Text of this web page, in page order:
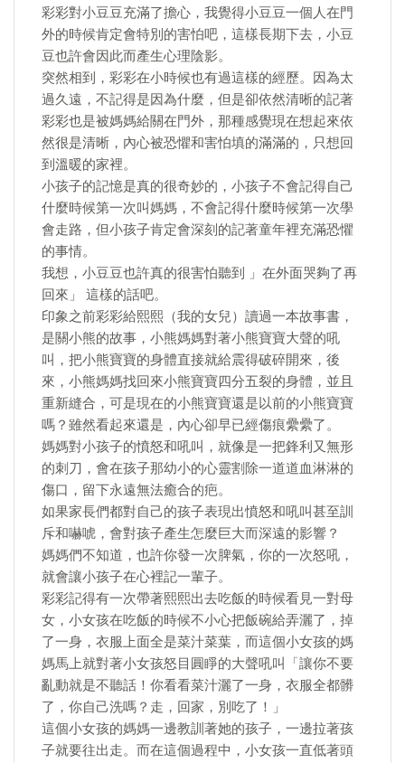
彩彩對小豆豆充滿了擔心，我覺得小豆豆一個人在門
外的時候肯定會特別的害怕吧，這樣長期下去，小豆
豆也許會因此而產生心理陰影。
突然相到，彩彩在小時候也有過這樣的經歷。因為太
過久遠，不記得是因為什麼，但是卻依然清晰的記著
彩彩也是被媽媽給關在門外，那種感覺現在想起來依
然很是清晰，內心被恐懼和害怕填的滿滿的，只想回
到溫暖的家裡。
小孩子的記憶是真的很奇妙的，小孩子不會記得自己
什麼時候第一次叫媽媽，不會記得什麼時候第一次學
會走路，但小孩子肯定會深刻的記著童年裡充滿恐懼
的事情。
我想，小豆豆也許真的很害怕聽到 」在外面哭夠了再
回來」 這樣的話吧。
印象之前彩彩給熙熙（我的女兒）讀過一本故事書，
是關小熊的故事，小熊媽媽對著小熊寶寶大聲的吼
叫，把小熊寶寶的身體直接就給震得破碎開來，後
來，小熊媽媽找回來小熊寶寶四分五裂的身體，並且
重新縫合，可是現在的小熊寶寶還是以前的小熊寶寶
嗎？雖然看起來還是，內心卻早已經傷痕纍纍了。
媽媽對小孩子的憤怒和吼叫，就像是一把鋒利又無形
的刺刀，會在孩子那幼小的心靈割除一道道血淋淋的
傷口，留下永遠無法癒合的疤。
如果家長們都對自己的孩子表現出憤怒和吼叫甚至訓
斥和嚇唬，會對孩子產生怎麼巨大而深遠的影響？
媽媽們不知道，也許你發一次脾氣，你的一次怒吼，
就會讓小孩子在心裡記一輩子。
彩彩記得有一次帶著熙熙出去吃飯的時候看見一對母
女，小女孩在吃飯的時候不小心把飯碗給弄灑了，掉
了一身，衣服上面全是菜汁菜葉，而這個小女孩的媽
媽馬上就對著小女孩怒目圓睜的大聲吼叫「讓你不要
亂動就是不聽話！你看看菜汁灑了一身，衣服全都髒
了，你自己洗嗎？走，回家，別吃了！」
這個小女孩的媽媽一邊教訓著她的孩子，一邊拉著孩
子就要往出走。而在這個過程中，小女孩一直低著頭